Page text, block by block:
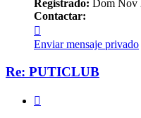
Registrado: Dom Nov
Contactar:
Plazadelparque
Enviar mensaje privado
Re: PUTICLUB